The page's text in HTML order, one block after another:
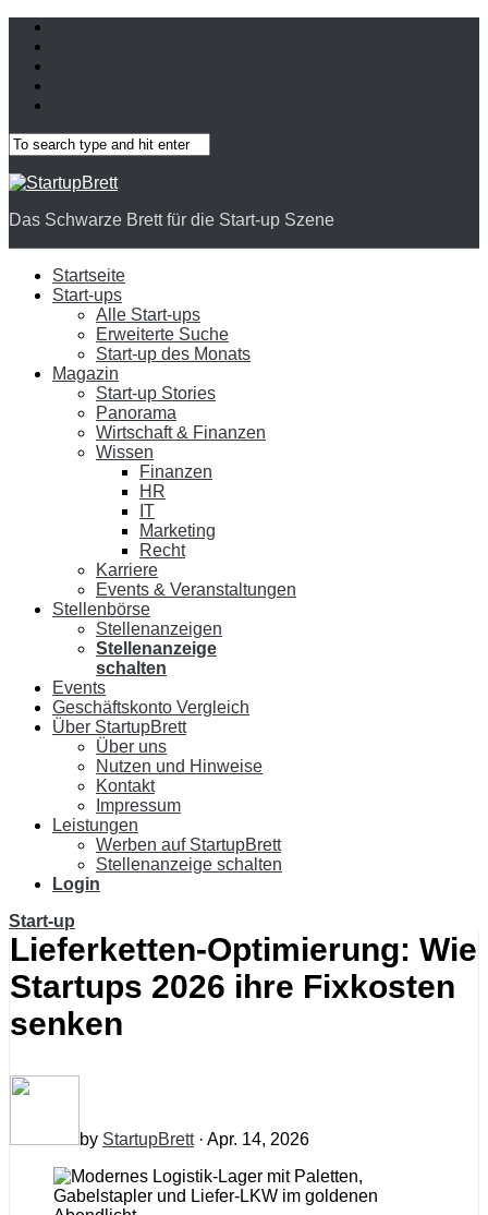
Das Schwarze Brett für die Start-up Szene
Startseite
Start-ups
Alle Start-ups
Erweiterte Suche
Start-up des Monats
Magazin
Start-up Stories
Panorama
Wirtschaft & Finanzen
Wissen
Finanzen
HR
IT
Marketing
Recht
Karriere
Events & Veranstaltungen
Stellenbörse
Stellenanzeigen
Stellenanzeige
schalten
Events
Geschäftskonto Vergleich
Über StartupBrett
Über uns
Nutzen und Hinweise
Kontakt
Impressum
Leistungen
Werben auf StartupBrett
Stellenanzeige schalten
Login
Start-up
Lieferketten-Optimierung: Wie
Startups 2026 ihre Fixkosten
senken
by StartupBrett· Apr. 14, 2026